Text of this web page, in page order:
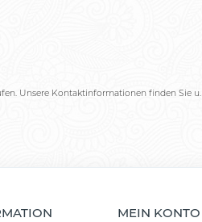
Unsere Kontaktinformationen finden Sie u.
MEIN KONTO